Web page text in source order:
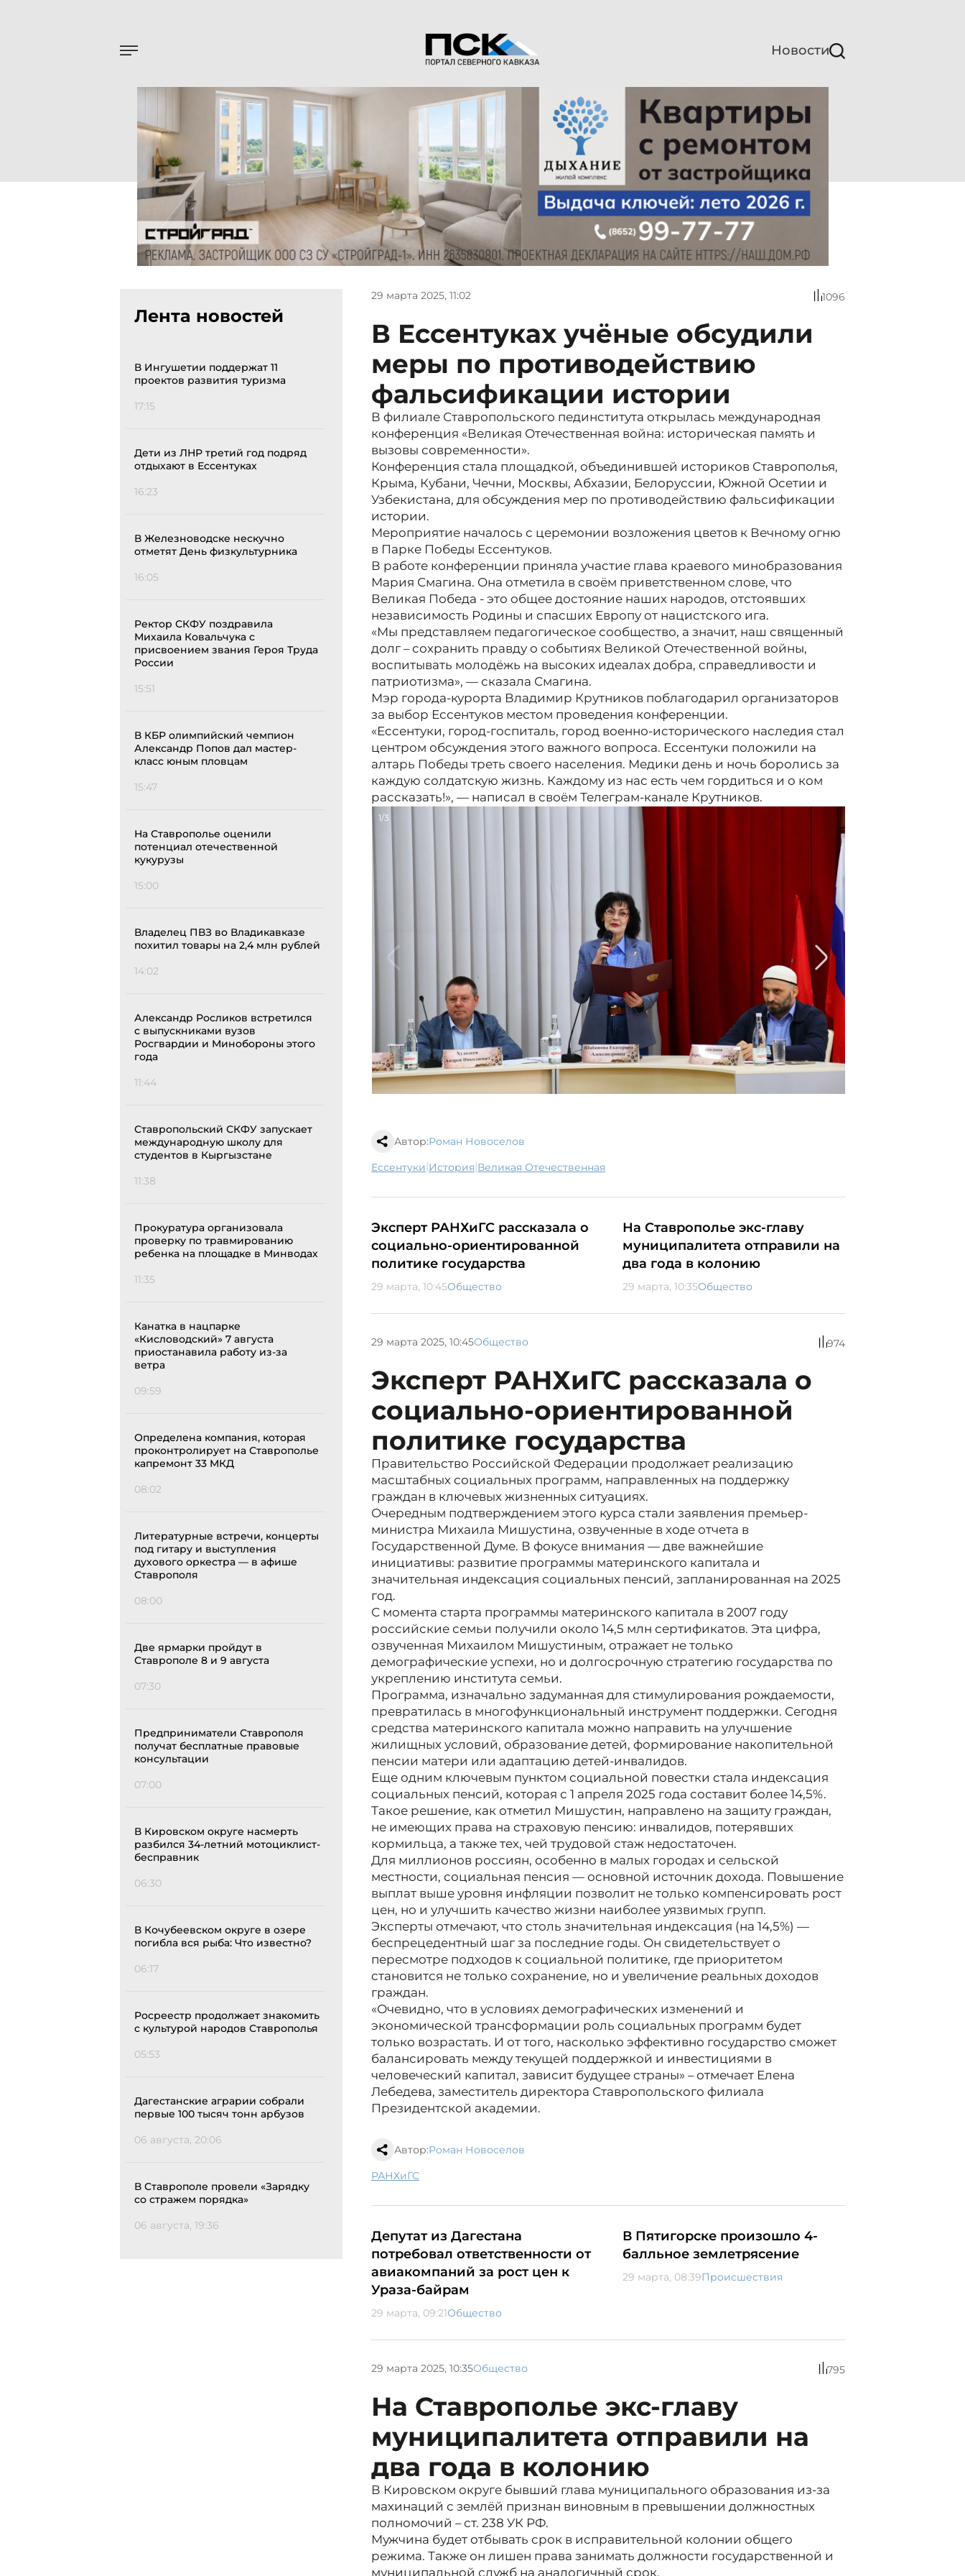
Новости
Лента новостей
В Ингушетии поддержат 11
проектов развития туризма
17:15
Дети из ЛНР третий год подряд
отдыхают в Ессентуках
16:23
В Железноводске нескучно
отметят День физкультурника
16:05
Ректор СКФУ поздравила
Михаила Ковальчука с
присвоением звания Героя Труда
России
15:51
В КБР олимпийский чемпион
Александр Попов дал мастер-
класс юным пловцам
15:47
На Ставрополье оценили
потенциал отечественной
кукурузы
15:00
Владелец ПВЗ во Владикавказе
похитил товары на 2,4 млн рублей
14:02
Александр Росликов встретился
с выпускниками вузов
Росгвардии и Минобороны этого
года
11:44
Ставропольский СКФУ запускает
международную школу для
студентов в Кыргызстане
11:38
Прокуратура организовала
проверку по травмированию
ребенка на площадке в Минводах
11:35
Канатка в нацпарке
«Кисловодский» 7 августа
приостанавила работу из-за
ветра
09:59
Определена компания, которая
проконтролирует на Ставрополье
капремонт 33 МКД
08:02
Литературные встречи, концерты
под гитару и выступления
духового оркестра — в афише
Ставрополя
08:00
Две ярмарки пройдут в
Ставрополе 8 и 9 августа
07:30
Предприниматели Ставрополя
получат бесплатные правовые
консультации
07:00
В Кировском округе насмерть
разбился 34-летний мотоциклист-
бесправник
06:30
В Кочубеевском округе в озере
погибла вся рыба: Что известно?
06:17
Росреестр продолжает знакомить
с культурой народов Ставрополья
05:53
Дагестанские аграрии собрали
первые 100 тысяч тонн арбузов
06 августа, 20:06
В Ставрополе провели «Зарядку
со стражем порядка»
06 августа, 19:36
29 марта 2025, 11:02 1096
В Ессентуках учёные обсудили
меры по противодействию
фальсификации истории
В филиале Ставропольского пединститута открылась международная
конференция «Великая Отечественная война: историческая память и
вызовы современности».
Конференция стала площадкой, объединившей историков Ставрополья,
Крыма, Кубани, Чечни, Москвы, Абхазии, Белоруссии, Южной Осетии и
Узбекистана, для обсуждения мер по противодействию фальсификации
истории.
Мероприятие началось с церемонии возложения цветов к Вечному огню
в Парке Победы Ессентуков.
В работе конференции приняла участие глава краевого минобразования
Мария Смагина. Она отметила в своём приветственном слове, что
Великая Победа - это общее достояние наших народов, отстоявших
независимость Родины и спасших Европу от нацистского ига.
«Мы представляем педагогическое сообщество, а значит, наш священный
долг – сохранить правду о событиях Великой Отечественной войны,
воспитывать молодёжь на высоких идеалах добра, справедливости и
патриотизма», — сказала Смагина.
Мэр города-курорта Владимир Крутников поблагодарил организаторов
за выбор Ессентуков местом проведения конференции.
«Ессентуки, город-госпиталь, город военно-исторического наследия стал
центром обсуждения этого важного вопроса. Ессентуки положили на
алтарь Победы треть своего населения. Медики день и ночь боролись за
каждую солдатскую жизнь. Каждому из нас есть чем гордиться и о ком
рассказать!», — написал в своём Телеграм-канале Крутников.
1/3
Автор:Роман Новоселов
Ессентуки| история| Великая Отечественная
Эксперт РАНХиГС рассказала о
социально-ориентированной
политике государства
29 марта, 10:45Общество
На Ставрополье экс-главу
муниципалитета отправили на
два года в колонию
29 марта, 10:35Общество
29 марта 2025, 10:45Общество 974
Эксперт РАНХиГС рассказала о
социально-ориентированной
политике государства
Правительство Российской Федерации продолжает реализацию
масштабных социальных программ, направленных на поддержку
граждан в ключевых жизненных ситуациях.
Очередным подтверждением этого курса стали заявления премьер-
министра Михаила Мишустина, озвученные в ходе отчета в
Государственной Думе. В фокусе внимания — две важнейшие
инициативы: развитие программы материнского капитала и
значительная индексация социальных пенсий, запланированная на 2025
год.
С момента старта программы материнского капитала в 2007 году
российские семьи получили около 14,5 млн сертификатов. Эта цифра,
озвученная Михаилом Мишустиным, отражает не только
демографические успехи, но и долгосрочную стратегию государства по
укреплению института семьи.
Программа, изначально задуманная для стимулирования рождаемости,
превратилась в многофункциональный инструмент поддержки. Сегодня
средства материнского капитала можно направить на улучшение
жилищных условий, образование детей, формирование накопительной
пенсии матери или адаптацию детей-инвалидов.
Еще одним ключевым пунктом социальной повестки стала индексация
социальных пенсий, которая с 1 апреля 2025 года составит более 14,5%.
Такое решение, как отметил Мишустин, направлено на защиту граждан,
не имеющих права на страховую пенсию: инвалидов, потерявших
кормильца, а также тех, чей трудовой стаж недостаточен.
Для миллионов россиян, особенно в малых городах и сельской
местности, социальная пенсия — основной источник дохода. Повышение
выплат выше уровня инфляции позволит не только компенсировать рост
цен, но и улучшить качество жизни наиболее уязвимых групп.
Эксперты отмечают, что столь значительная индексация (на 14,5%) —
беспрецедентный шаг за последние годы. Он свидетельствует о
пересмотре подходов к социальной политике, где приоритетом
становится не только сохранение, но и увеличение реальных доходов
граждан.
«Очевидно, что в условиях демографических изменений и
экономической трансформации роль социальных программ будет
только возрастать. И от того, насколько эффективно государство сможет
балансировать между текущей поддержкой и инвестициями в
человеческий капитал, зависит будущее страны» – отмечает Елена
Лебедева, заместитель директора Ставропольского филиала
Президентской академии.
Автор:Роман Новоселов
РАНХиГС
Депутат из Дагестана
потребовал ответственности от
авиакомпаний за рост цен к
Ураза-байрам
29 марта, 09:21Общество
В Пятигорске произошло 4-
балльное землетрясение
29 марта, 08:39Происшествия
29 марта 2025, 10:35Общество 795
На Ставрополье экс-главу
муниципалитета отправили на
два года в колонию
В Кировском округе бывший глава муниципального образования из-за
махинаций с землёй признан виновным в превышении должностных
полномочий – ст. 238 УК РФ.
Мужчина будет отбывать срок в исправительной колонии общего
режима. Также он лишен права занимать должности государственной и
муниципальной служб на аналогичный срок.